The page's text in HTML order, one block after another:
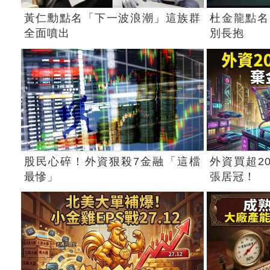
黃仁勳點名「下一波浪潮」這族群
全面噴出
杜金龍點
別長抱
股民心碎！外資狠殺7金融「這檔
最慘」
外資買超
張居冠！